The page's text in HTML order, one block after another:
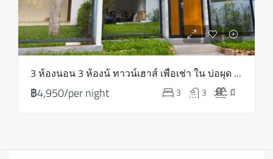
3 ห้องนอน 3 ห้องน้ ทาวน์เฮาส์ เพื่อเช่า ใน บ่อผุด – HR0053
฿4,950/per night 3 3 มี